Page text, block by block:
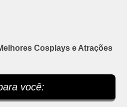
Cosplays e Atrações
você: